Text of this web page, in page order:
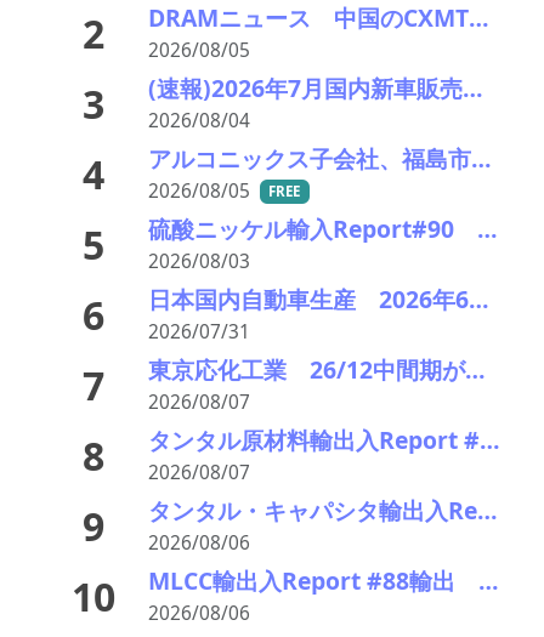
2 DRAMニュース 中国のCXMTが上場で業界に波紋
2026/08/05
3 (速報)2026年7月国内新車販売 41万7千台 前年同月比7%増加 4か月連続プラス
2026/08/04
4 アルコニックス子会社、福島市に新工場－半導体製造装置などの精密金属加工部品の生産能力を２倍に
2026/08/05 FREE
5 硫酸ニッケル輸入Report#90 2026年中盤輸入回復の兆し
2026/08/03
6 日本国内自動車生産 2026年6月生産台数 73万7千台 前年同月比6.8%増加
2026/07/31
7 東京応化工業 26/12中間期が営業45％増の好業績で、再上方修正の余地も
2026/08/07
8 タンタル原材料輸出入Report #169塊粉くず輸出 2026前半輸出増加
2026/08/07
9 タンタル・キャパシタ輸出入Report #105輸出 2026年前半輸出額 前年同期比13%増加
2026/08/06
10 MLCC輸出入Report #88輸出 2026年前半輸出額4千億円 前年比21%増加
2026/08/06